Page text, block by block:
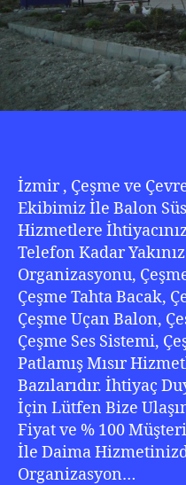
İzmir , Çeşme ve
Ekibimiz İle Balon
Hizmetlere
Telefon Kadar
Organizasyonu,
Çeşme Tahta Bacak,
Çeşme Uçan Balon,
Çeşme Ses Sistemi,
Patlamış Mısır
Bazılarıdır. İhtiyaç
İçin Lütfen Bize
Fiyat ve % 100
İle Daima
Organizasyon…